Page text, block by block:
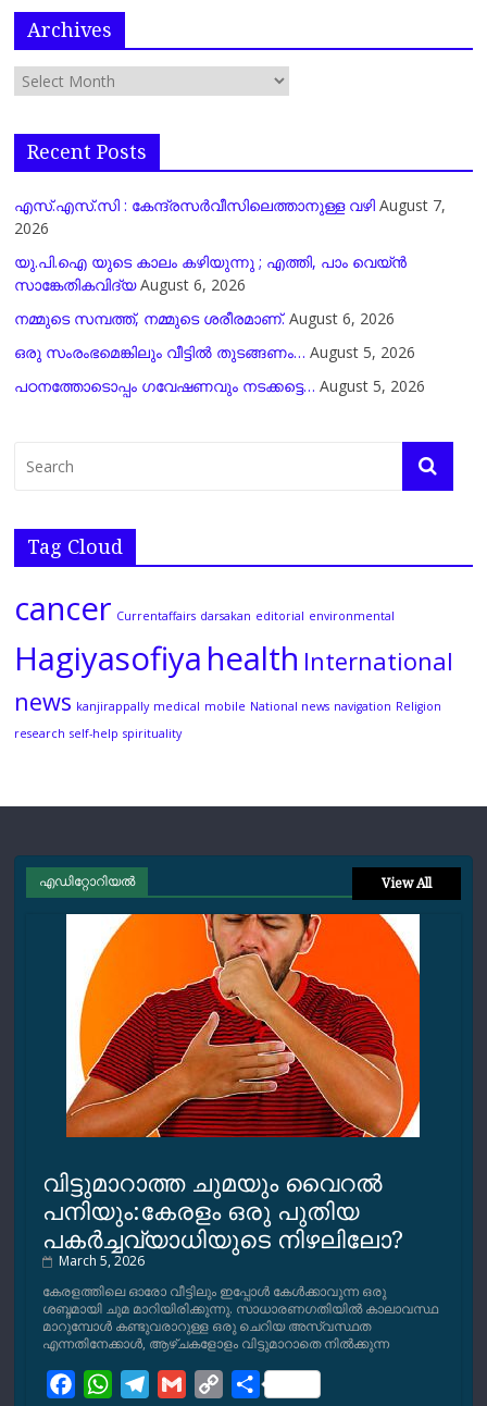
Archives
Recent Posts
എസ്.എസ്.സി : കേന്ദ്രസർവീസിലെത്താനുള്ള വഴി August 7,
2026
യു.പി.ഐ യുടെ കാലം കഴിയുന്നു ; എത്തി, പാം വെയ്ൻ
സാങ്കേതികവിദ്യ August 6, 2026
നമ്മുടെ സമ്പത്ത്, നമ്മുടെ ശരീരമാണ്. August 6, 2026
ഒരു സംരംഭമെങ്കിലും വീട്ടിൽ തുടങ്ങണം… August 5, 2026
പഠനത്തോടൊപ്പം ഗവേഷണവും നടക്കട്ടെ… August 5, 2026
Tag Cloud
cancer Currentaffairs darsakan editorial environmental
Hagiyasofiya health International
news kanjirappally medical mobile National news navigation Religion
research self-help spirituality
എഡിറ്റോറിയല്‍ View All
വിട്ടുമാറാത്ത ചുമയും വൈറല്‍
പനിയും:കേരളം ഒരു പുതിയ
പകര്‍ച്ചവ്യാധിയുടെ നിഴലിലോ?
March 5, 2026
കേരളത്തിലെ ഓരോ വീട്ടിലും ഇപ്പോള്‍ കേള്‍ക്കാവുന്ന ഒരു
ശബ്ദമായി ചുമ മാറിയിരിക്കുന്നു. സാധാരണഗതിയില്‍ കാലാവസ്ഥ
മാറുമ്പോള്‍ കണ്ടുവരാറുള്ള ഒരു ചെറിയ അസ്വസ്ഥത
എന്നതിനേക്കാള്‍, ആഴ്ചകളോളം വിട്ടുമാറാതെ നില്‍ക്കുന്ന
W
S